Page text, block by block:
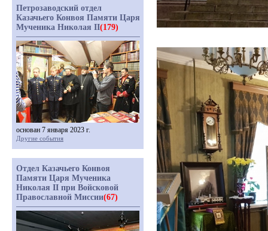
Петрозаводский отдел
Казачьего Конвоя Памяти Царя
Мученика Николая II(179)
основан 7 января 2023 г.
Другие события
Отдел Казачьего Конвоя
Памяти Царя Мученика
Николая II при Войсковой
Православной Миссии(67)